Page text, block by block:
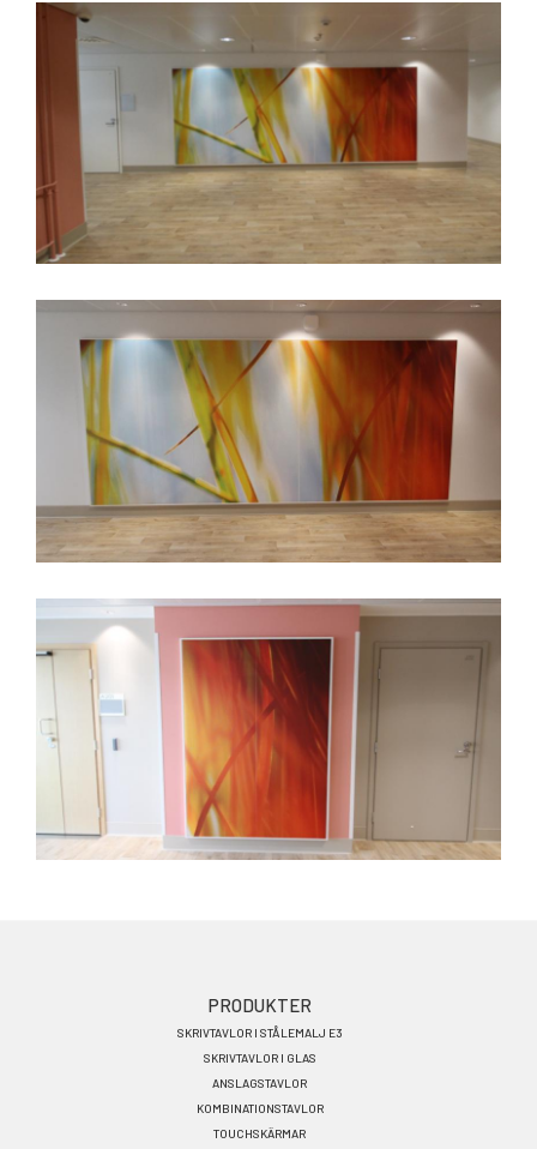
PRODUKTER
SKRIVTAVLOR I STÅLEMALJ E3
SKRIVTAVLOR I GLAS
ANSLAGSTAVLOR
KOMBINATIONSTAVLOR
TOUCHSKÄRMAR